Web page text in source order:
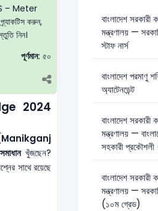
– Meter
করুন,
নিন।
পূর্ণমান: ৫০
2024
(Manikganj
খুঁজছেন?
সাথে রয়েছে
বাংলাদেশ
মন্ত্রণালয় —
স্টাফ নার্স
বাংলাদেশ পরমাণু
অ্যাটেনডেন্ট
বাংলাদেশ
মন্ত্রণালয় —
সহকারী
বাংলাদেশ
মন্ত্রণালয় —
(১০ম গ্রেড)